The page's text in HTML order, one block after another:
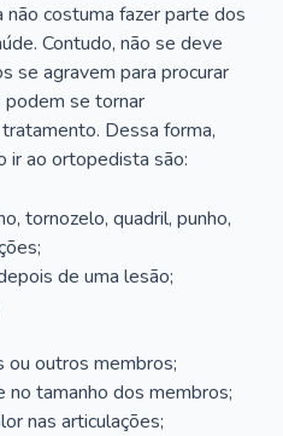
costuma fazer parte dos
Contudo, não se deve
se agravem para procurar
se tornar
Dessa forma,
ir ao ortopedista são:
tornozelo, quadril, punho,
de uma lesão;
ou outros membros;
no tamanho dos membros;
nas articulações;